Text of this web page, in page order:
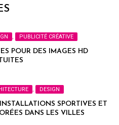
, PUBLICITÉ CRÉATIVE
POUR DES IMAGES HD
, DESIGN
SPORTIVES ET
DANS LES VILLES